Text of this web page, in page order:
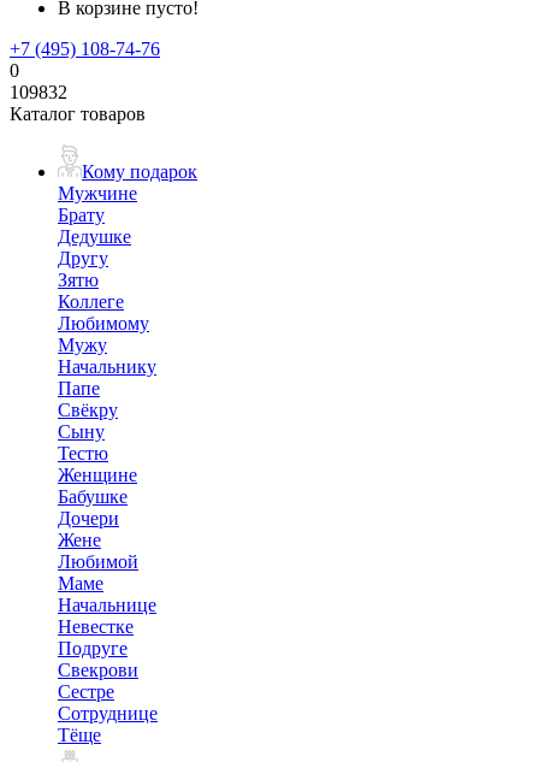
В корзине пусто!
+7 (495) 108-74-76
0
109832
Каталог товаров
Кому подарок
Мужчине
Брату
Дедушке
Другу
Зятю
Коллеге
Любимому
Мужу
Начальнику
Папе
Свёкру
Сыну
Тестю
Женщине
Бабушке
Дочери
Жене
Любимой
Маме
Начальнице
Невестке
Подруге
Свекрови
Сестре
Сотруднице
Тёще